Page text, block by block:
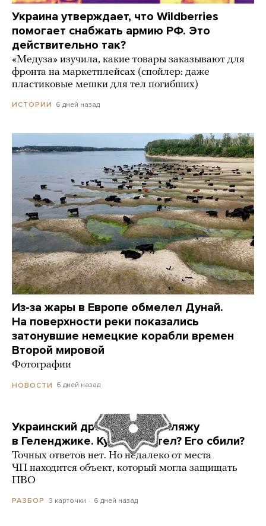
Украина утверждает, что Wildberries
помогает снабжать армию РФ. Это
действительно так?
«Медуза» изучила, какие товары заказывают для
фронта на маркетплейсах (спойлер: даже
пластиковые мешки для тел погибших)
ИСТОРИИ 6 дней назад
Из-за жары в Европе обмелел Дунай.
На поверхности реки показались
затонувшие немецкие корабли времен
Второй мировой
Фотографии
НОВОСТИ 6 дней назад
Украинский дрон попал по пляжу
в Геленджике. Куда он летел? Его сбили?
Точных ответов нет. Но недалеко от места
ЧП находится объект, который могла защищать
ПВО
РАЗБОР 3 карточки 6 дней назад